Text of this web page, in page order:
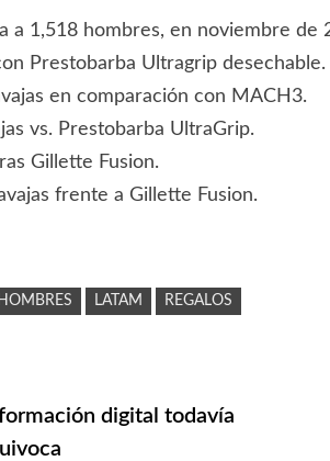
a 1,518 hombres, en noviembre de
Prestobarba Ultragrip desechable.
en comparación con MACH3.
vs. Prestobarba UltraGrip.
Gillette Fusion.
frente a Gillette Fusion.
HOMBRES LATAM REGALOS
digital todavía